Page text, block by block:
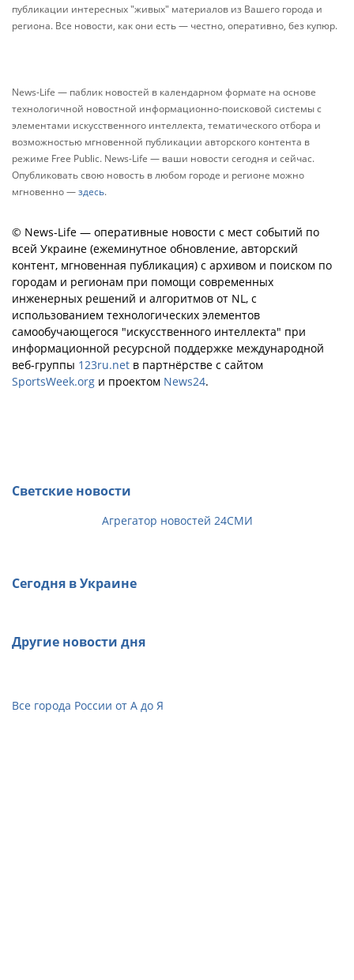
публикации интересных "живых" материалов из Вашего города и
региона. Все новости, как они есть — честно, оперативно, без купюр.
News-Life — паблик новостей в календарном формате на основе
технологичной новостной информационно-поисковой системы с
элементами искусственного интеллекта, тематического отбора и
возможностью мгновенной публикации авторского контента в
режиме Free Public. News-Life — ваши новости сегодня и сейчас.
Опубликовать свою новость в любом городе и регионе можно
мгновенно —здесь.
© News-Life — оперативные новости с мест событий по
всей Украине (ежеминутное обновление, авторский
контент, мгновенная публикация) с архивом и поиском по
городам и регионам при помощи современных
инженерных решений и алгоритмов от NL, с
использованием технологических элементов
самообучающегося "искусственного интеллекта" при
информационной ресурсной поддержке международной
веб-группы 123ru.net в партнёрстве с сайтом
SportsWeek.org и проектом News24.
Светские новости
Агрегатор новостей 24СМИ
Сегодня в Украине
Другие новости дня
Все города России от А до Я